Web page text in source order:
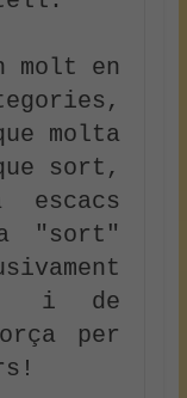
molt en
molta
sort,
"sort"
i de
per